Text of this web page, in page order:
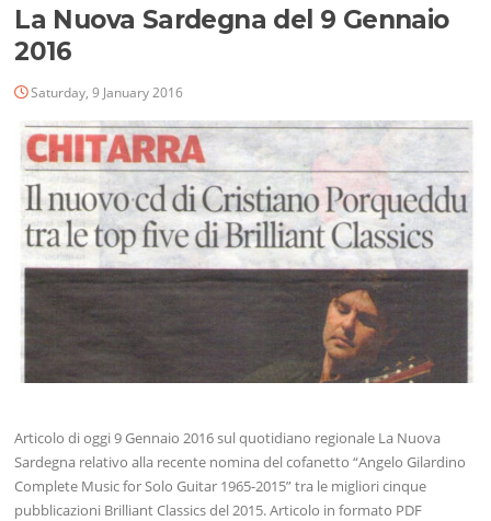
La Nuova Sardegna del 9 Gennaio
2016
Saturday, 9 January 2016
Articolo di oggi 9 Gennaio 2016 sul quotidiano regionale La Nuova
Sardegna relativo alla recente nomina del cofanetto “Angelo Gilardino
Complete Music for Solo Guitar 1965-2015” tra le migliori cinque
pubblicazioni Brilliant Classics del 2015. Articolo in formato PDF